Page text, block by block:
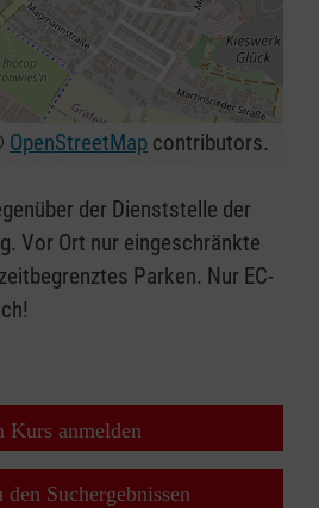
OpenStreetMap contributors.
der Dienststelle der
Vor Ort nur eingeschränkte
Parken. Nur EC-
Kurs anmelden
Suchergebnissen